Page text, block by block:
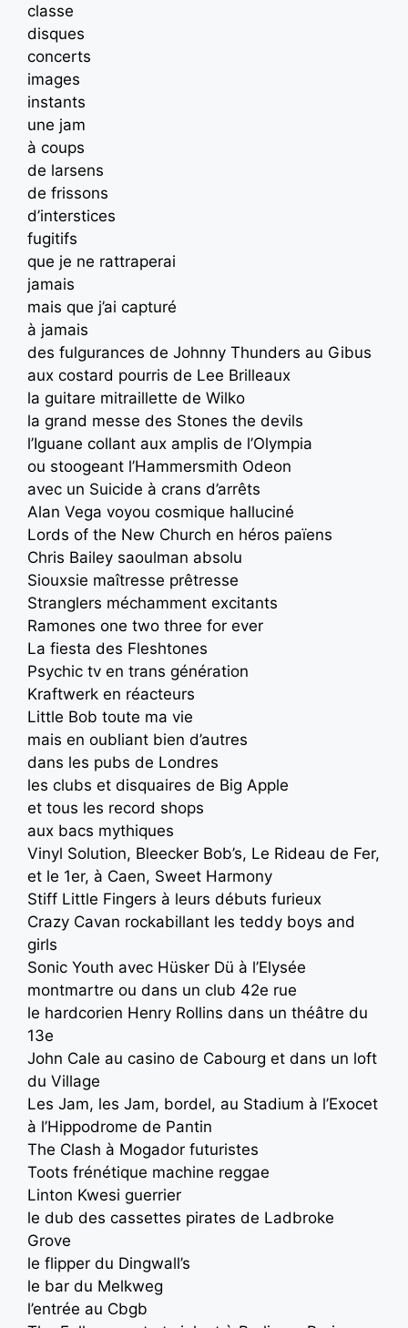
classe
disques
concerts
images
instants
une jam
à coups
de larsens
de frissons
d’interstices
fugitifs
que je ne rattraperai
jamais
mais que j’ai capturé
à jamais
des fulgurances de Johnny Thunders au Gibus
aux costard pourris de Lee Brilleaux
la guitare mitraillette de Wilko
la grand messe des Stones the devils
l’Iguane collant aux amplis de l’Olympia
ou stoogeant l’Hammersmith Odeon
avec un Suicide à crans d’arrêts
Alan Vega voyou cosmique halluciné
Lords of the New Church en héros païens
Chris Bailey saoulman absolu
Siouxsie maîtresse prêtresse
Stranglers méchamment excitants
Ramones one two three for ever
La fiesta des Fleshtones
Psychic tv en trans génération
Kraftwerk en réacteurs
Little Bob toute ma vie
mais en oubliant bien d’autres
dans les pubs de Londres
les clubs et disquaires de Big Apple
et tous les record shops
aux bacs mythiques
Vinyl Solution, Bleecker Bob’s, Le Rideau de Fer,
et le 1er, à Caen, Sweet Harmony
Stiff Little Fingers à leurs débuts furieux
Crazy Cavan rockabillant les teddy boys and
girls
Sonic Youth avec Hüsker Dü à l’Elysée
montmartre ou dans un club 42e rue
le hardcorien Henry Rollins dans un théâtre du
13e
John Cale au casino de Cabourg et dans un loft
du Village
Les Jam, les Jam, bordel, au Stadium à l’Exocet
à l’Hippodrome de Pantin
The Clash à Mogador futuristes
Toots frénétique machine reggae
Linton Kwesi guerrier
le dub des cassettes pirates de Ladbroke
Grove
le flipper du Dingwall’s
le bar du Melkweg
l’entrée au Cbgb